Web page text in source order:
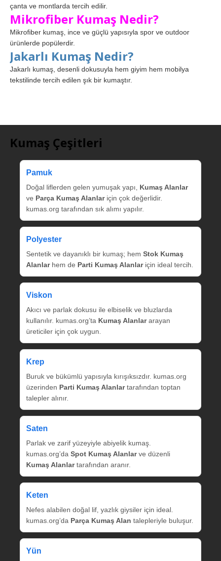
çanta ve montlarda tercih edilir.
Mikrofiber Kumaş Nedir?
Mikrofiber kumaş, ince ve güçlü yapısıyla spor ve outdoor
ürünlerde popülerdir.
Jakarlı Kumaş Nedir?
Jakarlı kumaş, desenli dokusuyla hem giyim hem mobilya
tekstilinde tercih edilen şık bir kumaştır.
Kumaş Çeşitleri
Pamuk
Doğal liflerden gelen yumuşak yapı, Kumaş Alanlar
ve Parça Kumaş Alanlariçin çok değerlidir.
kumas.org tarafından sık alımı yapılır.
Polyester
Sentetik ve dayanıklı bir kumaş; hem Stok Kumaş
Alanlarhem de Parti Kumaş Alanlariçin ideal tercih.
Viskon
Akıcı ve parlak dokusu ile elbiselik ve bluzlarda
kullanılır. kumas.org’ta Kumaş Alanlararayan
üreticiler için çok uygun.
Krep
Buruk ve bükümlü yapısıyla kırışıksızdır. kumas.org
üzerinden Parti Kumaş Alanlartarafından toptan
talepler alınır.
Saten
Parlak ve zarif yüzeyiyle abiyelik kumaş.
kumas.org’da Spot Kumaş Alanlarve düzenli
Kumaş Alanlartarafından aranır.
Keten
Nefes alabilen doğal lif, yazlık giysiler için ideal.
kumas.org’da Parça Kumaş Alan talepleriyle buluşur.
Yün